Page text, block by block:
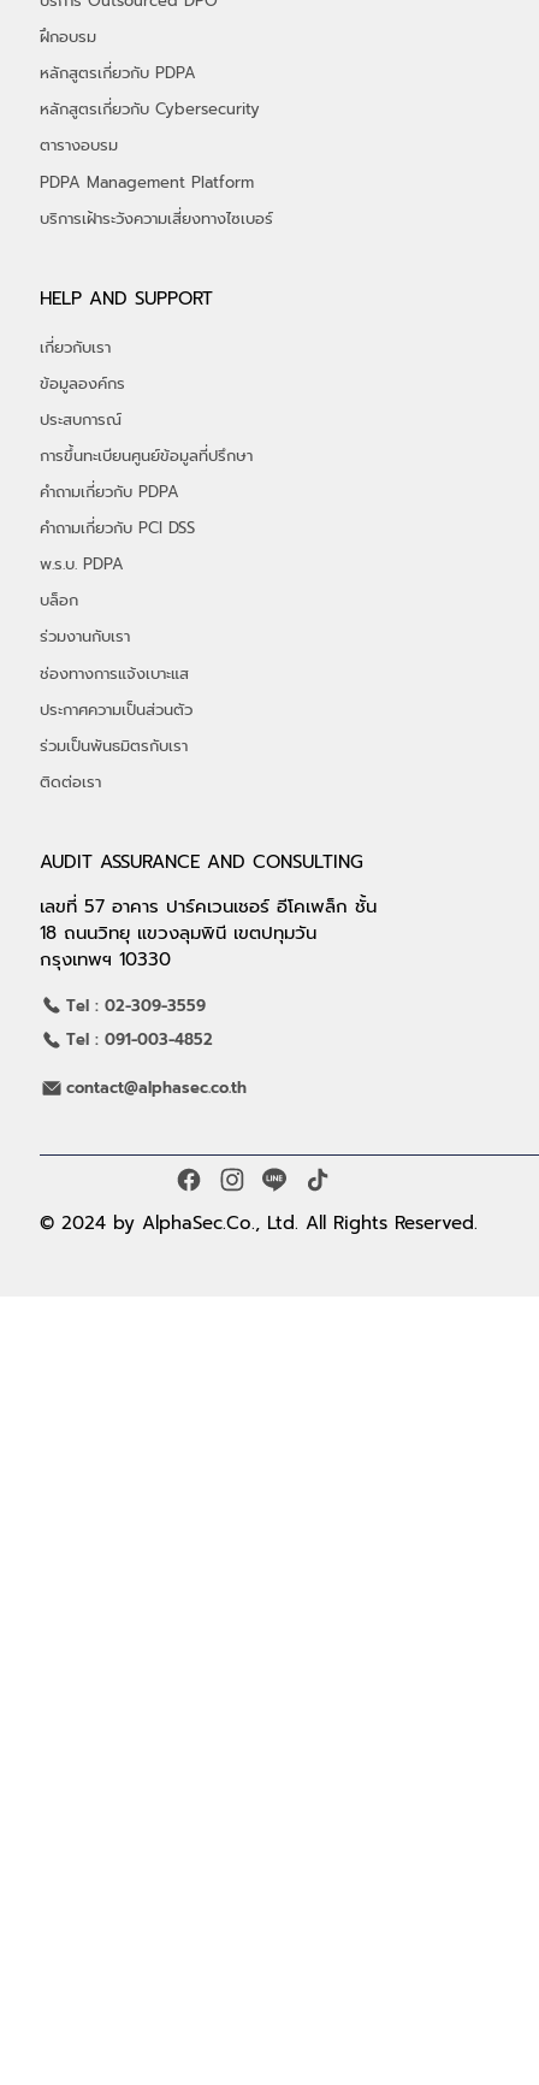
AUDIT ASSURANCE AND CONSULTING
เลขที่ 57 อาคาร ปาร์คเวนเชอร์ อีโคเพล็ก ชั้น
18 ถนนวิทยุ แขวงลุมพินี เขตปทุมวัน
กรุงเทพฯ 10330
contact@alphasec.co.th
Tel : 02-309-3559
Tel : 091-003-4852
ฝึกอบรม
หลักสูตรเกี่ยวกับ PDPA
หลักสูตรเกี่ยวกับ Cybersecurity
ตารางอบรม
PDPA Management Platform
บริการเฝ้าระวังความเสี่ยงทางไซเบอร์
HELP AND SUPPORT
เกี่ยวกับเรา
ข้อมูลองค์กร
ประสบการณ์
การขึ้นทะเบียนศูนย์ข้อมูลที่ปรึกษา
คำถามเกี่ยวกับ PDPA
คำถามเกี่ยวกับ PCI DSS
พ.ร.บ. PDPA
บล็อก
ร่วมงานกับเรา
ช่องทางการแจ้งเบาะแส
ประกาศความเป็นส่วนตัว
ร่วมเป็นพันธมิตรกับเรา
ติดต่อเรา
© 2024 by AlphaSec.Co., Ltd. All Rights Reserved.